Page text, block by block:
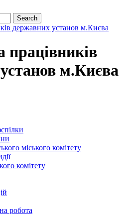
працівників
м.Києва
міського комітету
комітету
робота